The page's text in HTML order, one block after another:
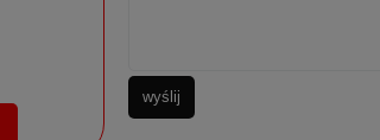
595,00 zł
wyślij